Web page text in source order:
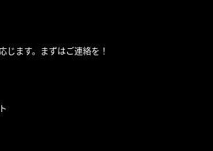
じます。まずはご連絡を！